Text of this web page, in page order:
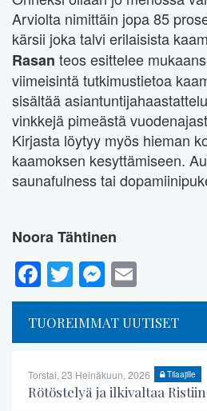
Arviolta nimittäin jopa 85
kärsii joka talvi erilaisista
Rasan teos esittelee
viimeisintä tutkimustietoa
sisältää
vinkkejä pimeästä
Kirjasta löytyy myös hieman
kaamoksen kesyttämiseen.
saunafulness tai
Noora Tähtinen
Facebook
Twitter
TUOREIMMAT UUTISET
Torstai, 23 Heinäkuun, 2026 Tilaajille
Rötöstelyä ja ilkivaltaa